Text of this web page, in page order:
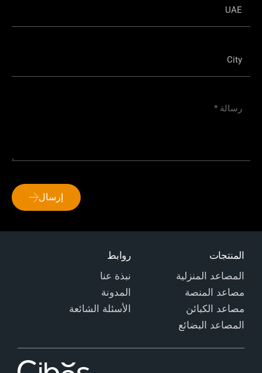
المنتجات
المصاعد المنزلية
مصاعد المنصة
مصاعد الكبائن
المصاعد البضائع
روابط
نبذة عنا
المدونة
الأسئلة الشائعة
إرسال